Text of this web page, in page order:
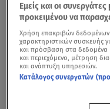
Η πρόγνωση του καιρού
Μικρή πτώση της
φτάσει τους 18 με 20
σήμερα, σύμφωνα με
Εμείς και οι
προκειμένου να
Χρήση επακριβών
χαρακτηριστικών συσκευής
και πρόσβαση στα δεδομένα
και περιεχόμενο, μέτρηση
και ανάπτυξη υπηρεσιών.
Κατάλογος συνεργατών